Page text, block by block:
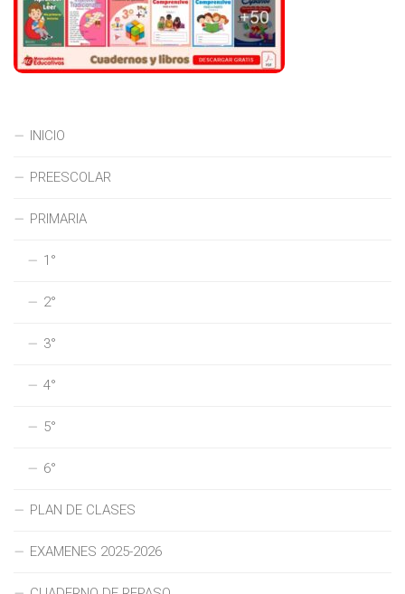
INICIO
PREESCOLAR
PRIMARIA
1°
2°
3°
4°
5°
6°
PLAN DE CLASES
EXAMENES 2025-2026